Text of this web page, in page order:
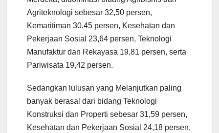
Agriteknologi sebesar 32,50 persen,
Kemaritiman 30,45 persen, Kesehatan dan
Pekerjaan Sosial 23,64 persen, Teknologi
Manufaktur dan Rekayasa 19,81 persen, serta
Pariwisata 19,42 persen.
Sedangkan lulusan yang Melanjutkan paling
banyak berasal dari bidang Teknologi
Konstruksi dan Properti sebesar 31,59 persen,
Kesehatan dan Pekerjaan Sosial 24,18 persen,